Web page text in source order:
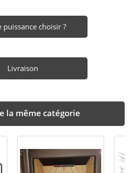
puissance choisir ?
Livraison
la même catégorie